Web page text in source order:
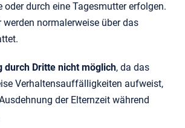
oder durch eine Tagesmutter erfolgen.
werden normalerweise über das
durch Dritte nicht möglich, da das
Verhaltensauffälligkeiten aufweist,
der Elternzeit während